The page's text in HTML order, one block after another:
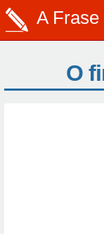
A Frase
O